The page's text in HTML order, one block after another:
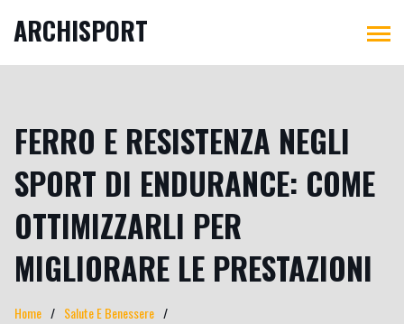
ARCHISPORT
FERRO E RESISTENZA NEGLI
SPORT DI ENDURANCE: COME
OTTIMIZZARLI PER
MIGLIORARE LE PRESTAZIONI
Home
Salute E Benessere